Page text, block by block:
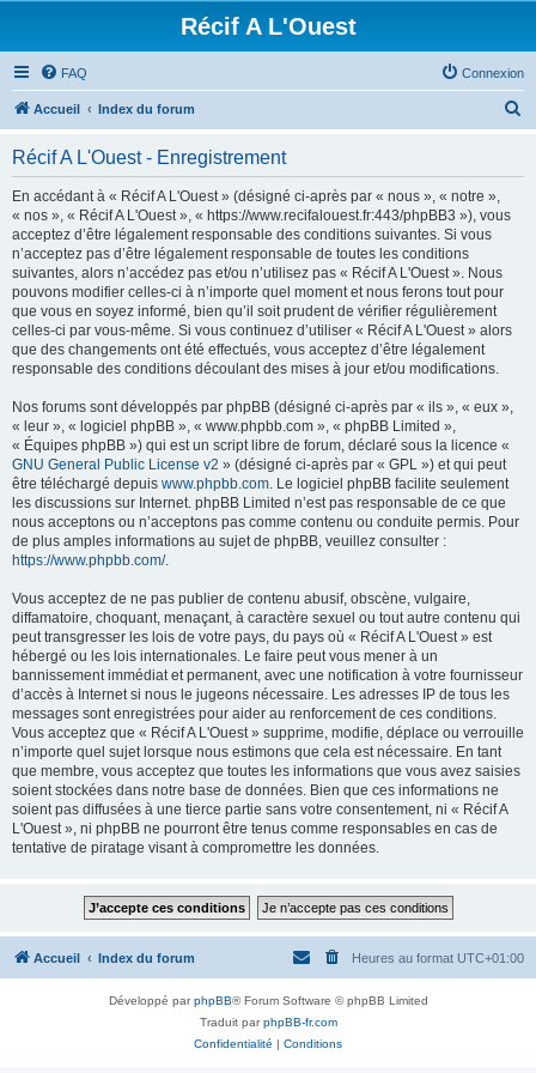
Récif A L'Ouest
FAQ Connexion
Accueil Index du forum
Récif A L'Ouest - Enregistrement
En accédant à « Récif A L'Ouest » (désigné ci-après par « nous », « notre »,
« nos », « Récif A L'Ouest », « https://www.recifalouest.fr:443/phpBB3 »), vous
acceptez d’être légalement responsable des conditions suivantes. Si vous
n’acceptez pas d’être légalement responsable de toutes les conditions
suivantes, alors n’accédez pas et/ou n’utilisez pas « Récif A L'Ouest ». Nous
pouvons modifier celles-ci à n’importe quel moment et nous ferons tout pour
que vous en soyez informé, bien qu’il soit prudent de vérifier régulièrement
celles-ci par vous-même. Si vous continuez d’utiliser « Récif A L'Ouest » alors
que des changements ont été effectués, vous acceptez d’être légalement
responsable des conditions découlant des mises à jour et/ou modifications.
Nos forums sont développés par phpBB (désigné ci-après par « ils », « eux »,
« leur », « logiciel phpBB », « www.phpbb.com », « phpBB Limited »,
« Équipes phpBB ») qui est un script libre de forum, déclaré sous la licence «
GNU General Public License v2 » (désigné ci-après par « GPL ») et qui peut
être téléchargé depuis www.phpbb.com. Le logiciel phpBB facilite seulement
les discussions sur Internet. phpBB Limited n’est pas responsable de ce que
nous acceptons ou n’acceptons pas comme contenu ou conduite permis. Pour
de plus amples informations au sujet de phpBB, veuillez consulter :
https://www.phpbb.com/.
Vous acceptez de ne pas publier de contenu abusif, obscène, vulgaire,
diffamatoire, choquant, menaçant, à caractère sexuel ou tout autre contenu qui
peut transgresser les lois de votre pays, du pays où « Récif A L'Ouest » est
hébergé ou les lois internationales. Le faire peut vous mener à un
bannissement immédiat et permanent, avec une notification à votre fournisseur
d’accès à Internet si nous le jugeons nécessaire. Les adresses IP de tous les
messages sont enregistrées pour aider au renforcement de ces conditions.
Vous acceptez que « Récif A L'Ouest » supprime, modifie, déplace ou verrouille
n’importe quel sujet lorsque nous estimons que cela est nécessaire. En tant
que membre, vous acceptez que toutes les informations que vous avez saisies
soient stockées dans notre base de données. Bien que ces informations ne
soient pas diffusées à une tierce partie sans votre consentement, ni « Récif A
L'Ouest », ni phpBB ne pourront être tenus comme responsables en cas de
tentative de piratage visant à compromettre les données.
Accueil Index du forum Heures au format UTC+01:00
Développé parphpBB® Forum Software © phpBB Limited
Traduit parphpBB-fr.com
Confidentialité | Conditions